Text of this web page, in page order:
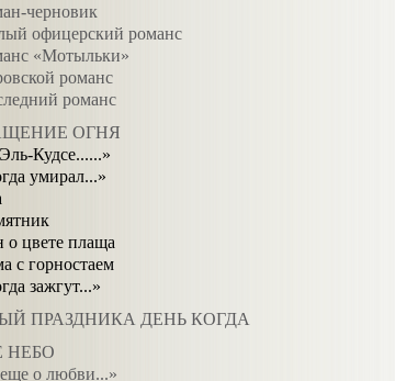
черновик
офицерский романс
«Мотыльки»
романс
романс
ОГНЯ
Кудсе......»
умирал...»
о цвете плаща
с горностаем
зажгут...»
ПРАЗДНИКА ДЕНЬ КОГДА
НЕБО
о любви...»